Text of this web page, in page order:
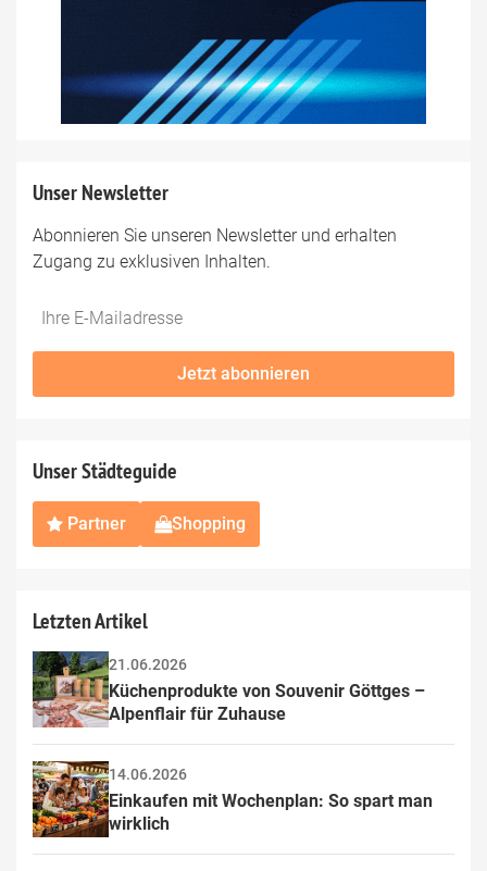
Unser Newsletter
Abonnieren Sie unseren Newsletter und erhalten
Zugang zu exklusiven Inhalten.
Do
*Ihre
Jetzt abonnieren
Unser Städteguide
Partner Shopping
Letzten Artikel
21.06.2026
Küchenprodukte von Souvenir Göttges –
Alpenflair für Zuhause
14.06.2026
Einkaufen mit Wochenplan: So spart man
wirklich